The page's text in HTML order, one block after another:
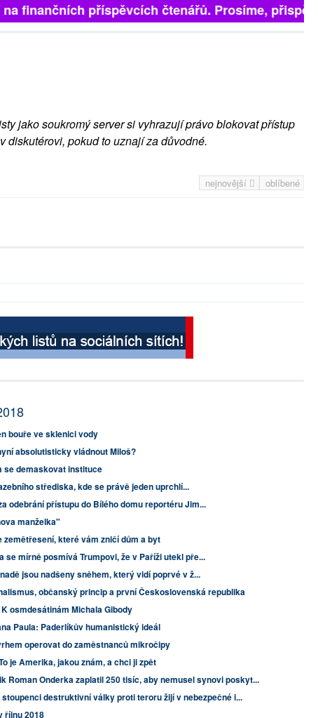
finančních příspěvcích čtenářů. Prosíme, přispějte. ➥
jako soukromý server si vyhrazují právo blokovat přístup
diskutérovi, pokud to uznají za důvodné.
nejnovější oblíbené
bouře ve sklenici vody
absolutisticky vládnout Miloš?
se demaskovat instituce
střediska, kde se právě jeden uprchlí...
odebrání přístupu do Bílého domu reportéru Jim...
manželka"
zemětřesení, které vám zničí dům a byt
se mírně posmívá Trumpovi, že v Paříži utekl pře...
jsou nadšeny sněhem, který vidí poprvé v ž...
občanský princip a první Československá republika
K osmdesátinám Michala Gibody
Paula: Paderlíkův humanistický ideál
operovat do zaměstnanců mikročipy
je Amerika, jakou znám, a chci ji zpět
Roman Onderka zaplatil 250 tisíc, aby nemusel synovi poskyt...
destruktivní války proti teroru žijí v nebezpečné i...
říjnu 2018